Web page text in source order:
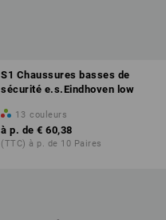
S1 Chaussures basses de
sécurité e.s.Eindhoven low
13 couleurs
à p. de € 60,38
(TTC) à p. de 10 Paires